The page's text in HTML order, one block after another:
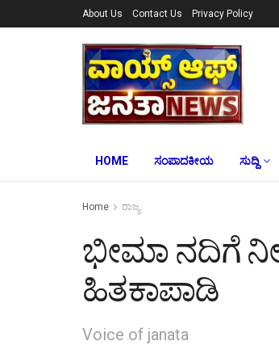
About Us Contact Us Privacy Policy
HOME ಸಂಪಾದಕೀಯ ಸುದ್ದಿ
Home ರಾಜ್ಯ
ಭೀಮಾ ನದಿಗೆ
ಹಿತಕಾಪಾಡಿ
Voice of janata